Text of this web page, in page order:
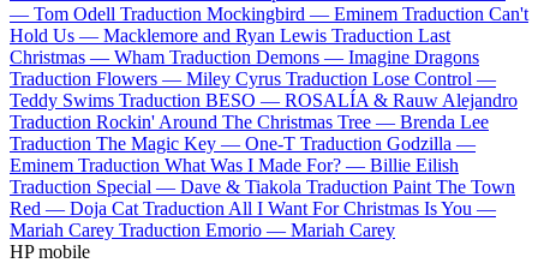
— Tom Odell Traduction Mockingbird — Eminem Traduction Can't
Hold Us — Macklemore and Ryan Lewis Traduction Last
Christmas — Wham Traduction Demons — Imagine Dragons
Traduction Flowers — Miley Cyrus Traduction Lose Control —
Teddy Swims Traduction BESO — ROSALÍA & Rauw Alejandro
Traduction Rockin' Around The Christmas Tree — Brenda Lee
Traduction The Magic Key — One-T Traduction Godzilla —
Eminem Traduction What Was I Made For? — Billie Eilish
Traduction Special — Dave & Tiakola Traduction Paint The Town
Red — Doja Cat Traduction All I Want For Christmas Is You —
Mariah Carey Traduction Emorio — Mariah Carey
HP mobile